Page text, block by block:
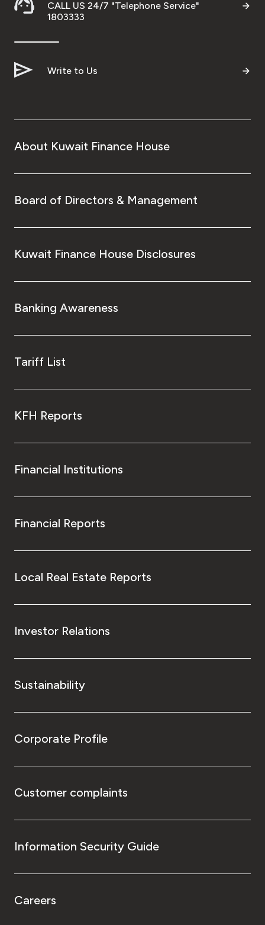
CALL US 24/7 "Telephone Service"
1803333
Write to Us
About Kuwait Finance House
Board of Directors & Management
Kuwait Finance House Disclosures
Banking Awareness
Tariff List
KFH Reports
Financial Institutions
Financial Reports
Local Real Estate Reports
Investor Relations
Sustainability
Corporate Profile
Customer complaints
Information Security Guide
Careers